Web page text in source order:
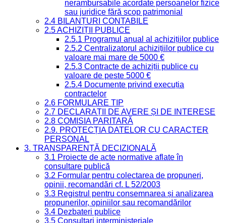
nerambursabile acordate persoanelor fizice
sau juridice fără scop patrimonial
2.4 BILANȚURI CONTABILE
2.5 ACHIZIȚII PUBLICE
2.5.1 Programul anual al achizițiilor publice
2.5.2 Centralizatorul achizițiilor publice cu
valoare mai mare de 5000 €
2.5.3 Contracte de achiziții publice cu
valoare de peste 5000 €
2.5.4 Documente privind execuția
contractelor
2.6 FORMULARE TIP
2.7 DECLARAȚII DE AVERE ȘI DE INTERESE
2.8 COMISIA PARITARĂ
2.9. PROTECȚIA DATELOR CU CARACTER
PERSONAL
3. TRANSPARENȚĂ DECIZIONALĂ
3.1 Proiecte de acte normative aflate în
consultare publică
3.2 Formular pentru colectarea de propuneri,
opinii, recomandări cf. L 52/2003
3.3 Registrul pentru consemnarea și analizarea
propunerilor, opiniilor sau recomandărilor
3.4 Dezbateri publice
3.5 Consultari interministeriale